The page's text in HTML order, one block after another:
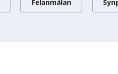
Felanmälan